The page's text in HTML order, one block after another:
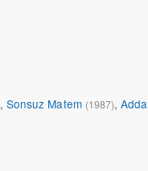
,Sonsuz Matem (1987),